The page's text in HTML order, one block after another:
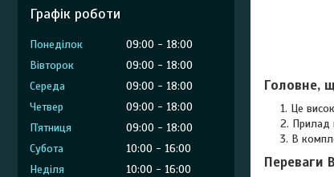
Головне,
Це
Прилад
В
Переваги
Графік роботи
Понеділок 09:00
18:00
Вівторок
09:00
18:00
Середа
09:00
18:00
Четвер
09:00
18:00
Пʼятниця
09:00
18:00
Субота
10:00
16:00
Неділя
10:00 16:00